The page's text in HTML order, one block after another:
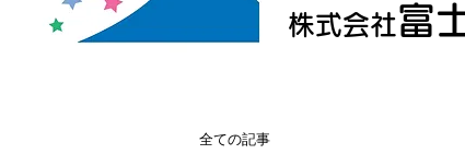
株式会社富
全ての記事